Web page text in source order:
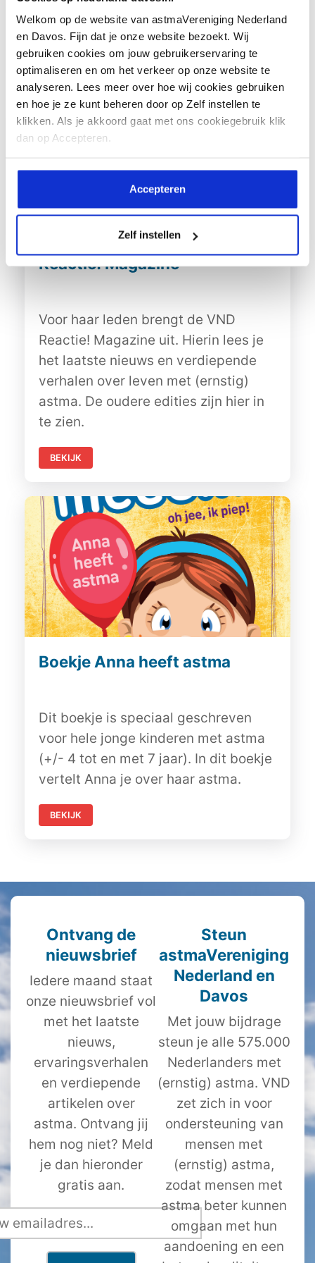
Welkom op de website van astmaVereniging Nederland
en Davos. Fijn dat je onze website bezoekt. Wij
gebruiken cookies om jouw gebruikerservaring te
optimaliseren en om het verkeer op onze website te
analyseren. Lees meer over hoe wij cookies gebruiken
en hoe je ze kunt beheren door op Zelf instellen te
klikken. Als je akkoord gaat met ons cookiegebruik klik
dan op Accepteren.
Accepteren
Zelf instellen
gesprekken.
BEKIJK
Reactie! Magazine
Voor haar leden brengt de VND
Reactie! Magazine uit. Hierin lees je
het laatste nieuws en verdiepende
verhalen over leven met (ernstig)
astma. De oudere edities zijn hier in
te zien.
BEKIJK
Boekje Anna heeft astma
Dit boekje is speciaal geschreven
voor hele jonge kinderen met astma
(+/- 4 tot en met 7 jaar). In dit boekje
vertelt Anna je over haar astma.
BEKIJK
Ontvang de
nieuwsbrief
Iedere maand staat
onze nieuwsbrief vol
met het laatste
nieuws,
ervaringsverhalen
en verdiepende
artikelen over
astma. Ontvang jij
hem nog niet? Meld
je dan hieronder
gratis aan.
Steun
astmaVereniging
Nederland en
Davos
Met jouw bijdrage
steun je alle 575.000
Nederlanders met
(ernstig) astma. VND
zet zich in voor
ondersteuning van
mensen met
(ernstig) astma,
zodat mensen met
astma beter kunnen
omgaan met hun
aandoening en een